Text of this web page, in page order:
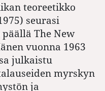
teoreetikko
seurasi
The New
vuonna 1963
julkaistu
myrskyn
ja